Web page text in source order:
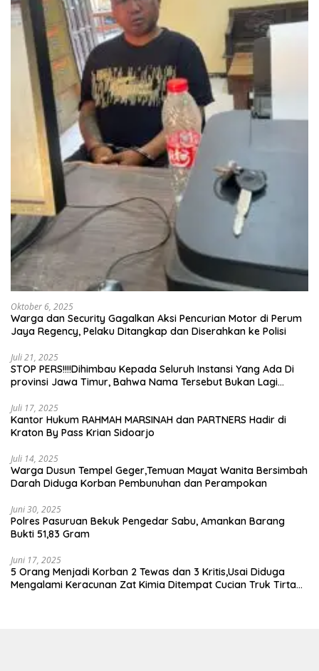
Oktober 6, 2025
Warga dan Security Gagalkan Aksi Pencurian Motor di Perum
Jaya Regency, Pelaku Ditangkap dan Diserahkan ke Polisi
Juli 21, 2025
STOP PERS!!!!Dihimbau Kepada Seluruh Instansi Yang Ada Di
provinsi Jawa Timur, Bahwa Nama Tersebut Bukan Lagi
Juli 17, 2025
Kantor Hukum RAHMAH MARSINAH dan PARTNERS Hadir di
Kraton By Pass Krian Sidoarjo
Juli 14, 2025
Warga Dusun Tempel Geger,Temuan Mayat Wanita Bersimbah
Darah Diduga Korban Pembunuhan dan Perampokan
Juni 30, 2025
Polres Pasuruan Bekuk Pengedar Sabu, Amankan Barang
Bukti 51,83 Gram
Juni 17, 2025
5 Orang Menjadi Korban 2 Tewas dan 3 Kritis,Usai Diduga
Mengalami Keracunan Zat Kimia Ditempat Cucian Truk Tirta